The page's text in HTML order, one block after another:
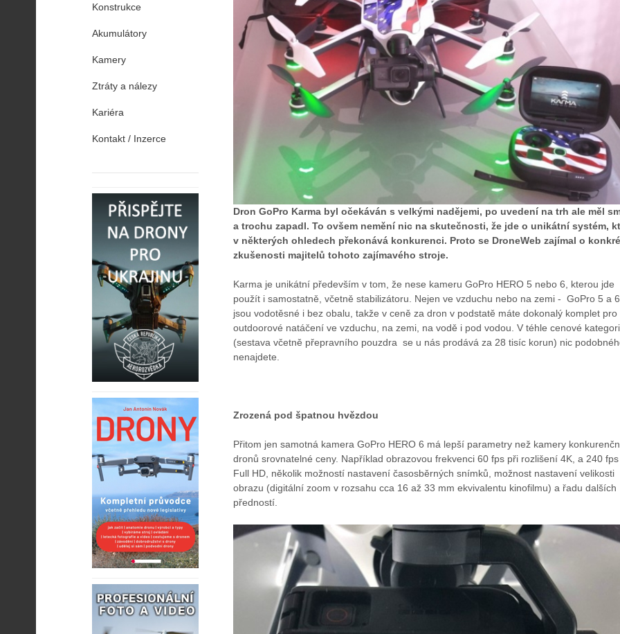
Dron GoPro Karma byl očekáván s velkými nadějemi, po uvedení na trh ale měl
a trochu zapadl. To ovšem nemění nic na skutečnosti, že jde o unikátní systém,
v některých ohledech překonává konkurenci. Proto se DroneWeb zajímal o
zkušenosti majitelů tohoto zajímavého stroje.
Karma je unikátní především v tom, že nese kameru GoPro HERO 5 nebo 6, kterou jde
použít i samostatně, včetně stabilizátoru. Nejen ve vzduchu nebo na zemi - GoPro 5 a 6
jsou vodotěsné i bez obalu, takže v ceně za dron v podstatě máte dokonalý komplet pro
outdoorové natáčení ve vzduchu, na zemi, na vodě i pod vodou. V téhle cenové
(sestava včetně přepravního pouzdra se u nás prodává za 28 tisíc korun) nic
nenajdete.
Zrozená pod špatnou hvězdou
Přitom jen samotná kamera GoPro HERO 6 má lepší parametry než kamery
dronů srovnatelné ceny. Například obrazovou frekvenci 60 fps při rozlišení 4K, a 240
Full HD, několik možností nastavení časosběrných snímků, možnost nastavení velikosti
obrazu (digitální zoom v rozsahu cca 16 až 33 mm ekvivalentu kinofilmu) a řadu dalších
předností.
Konstrukce
Akumulátory
Kamery
Ztráty a nálezy
Kariéra
Kontakt / Inzerce